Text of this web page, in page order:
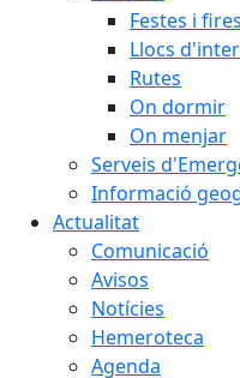
Festes i fires
Llocs
Rutes
On dormir
On menjar
Serveis
Informació
Actualitat
Comunicació
Avisos
Notícies
Hemeroteca
Agenda